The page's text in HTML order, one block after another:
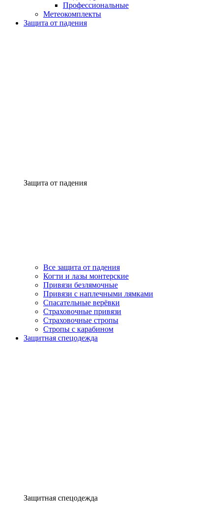
Профессиональные
Метеокомплекты
Защита от падения
Защита от падения
Все защита от падения
Когти и лазы монтерские
Привязи безлямочные
Привязи с наплечными лямками
Спасательные верёвки
Страховочные привязи
Страховочные стропы
Стропы с карабином
Защитная спецодежда
Защитная спецодежда